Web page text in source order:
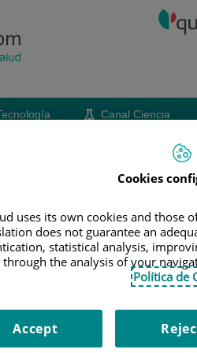
Canal Ciencia
salud
Pene enterrado:
problema no es el
pene
Cookies
uses its own cookies and those
does not guarantee an
statistical analysis,
the analysis of your
Política de
Accept